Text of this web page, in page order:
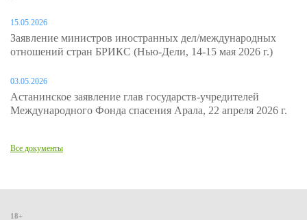
15.05.2026
Заявление министров иностранных дел/международных
отношений стран БРИКС (Нью-Дели, 14-15 мая 2026 г.)
03.05.2026
Астанинское заявление глав государств-учредителей
Международного Фонда спасения Арала, 22 апреля 2026 г.
Все документы
18+